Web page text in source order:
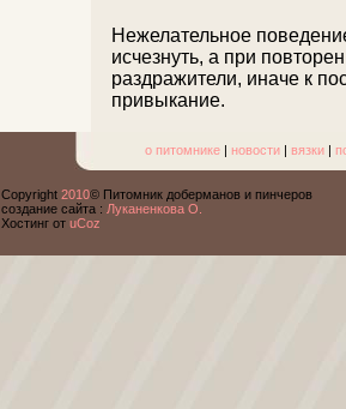
Нежелательное
исчезнуть, а при
раздражители, иначе к
привыкание.
о питомнике| новости| вязки|
Copyright 2010© Питомник доберманов и пинчеров
cоздание сайта : Луканенкова О.
Хостинг от uCoz